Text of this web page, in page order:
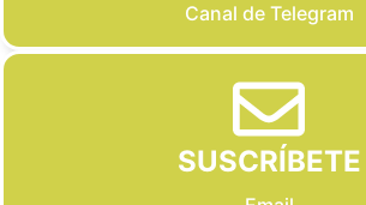
Canal de Telegram
SUSCRÍBETE